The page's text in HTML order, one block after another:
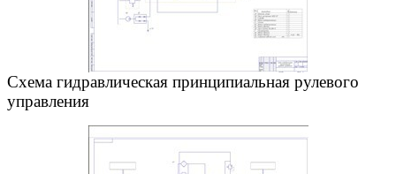
Схема гидравлическая принципиальная рулевого
управления